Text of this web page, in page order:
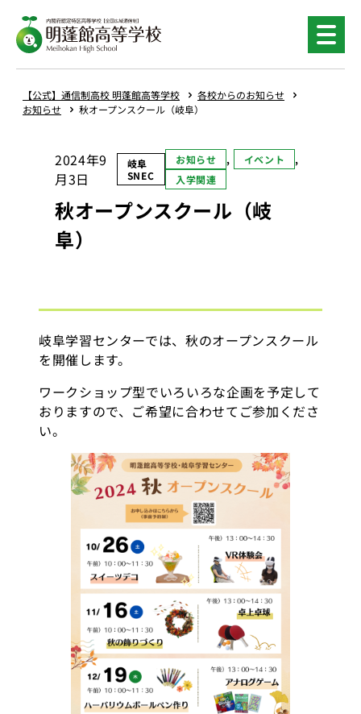
容
を
ス
【公式】通信制高校 明蓬館高等学校
各校からのお知らせ
お知らせ
秋オープンスクール（岐阜）
2024年9
月3日
岐阜
SNEC
お知らせ , イベント
,
入学関連
秋オープンスクール（岐
阜）
岐阜学習センターでは、秋のオープンスクール
を開催します。
ワークショップ型でいろいろな企画を予定して
おりますので、ご希望に合わせてご参加くださ
い。